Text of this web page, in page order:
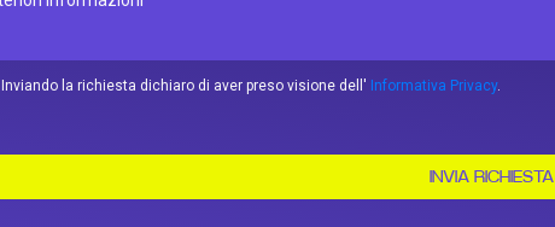
Inviando la richiesta dichiaro di aver preso visione dell' Informativa Privacy.
INVIA RICHIESTA